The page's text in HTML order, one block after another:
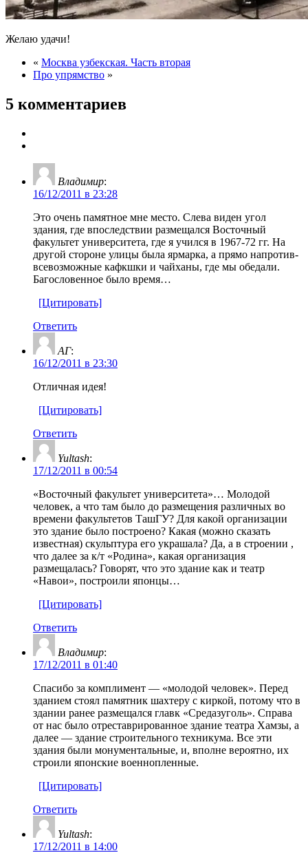
Желаю удачи!
« Москва узбекская. Часть вторая
Про упрямство »
5 комментариев
Владимир:
16/12/2011 в 23:28
Это очень памятное мне место. Слева виден угол
здания, где впоследствии размещался Восточный
факультет университета, где я учился в 1967-72 гг. На
другой стороне улицы была ярмарка, а прямо напротив-
всевозможные кафкшки и чайханы, где мы обедали.
Багословенное было время…
[Цитировать]
Ответить
АГ:
16/12/2011 в 23:30
Отличная идея!
[Цитировать]
Ответить
Yultash:
17/12/2011 в 00:54
«Восточный факультет университета»… Молодой
человек, а что там было до размещения различных во
времени факультетов ТашГУ? Для какой организации
это здание было построено? Какая (можно сказать
известная) скульптура его украшала? Да, а в строении ,
что далее за к/т «Родина», какая организация
размещалась? Говорят, что это здание как и театр
«Навои», построили японцы…
[Цитировать]
Ответить
Владимир:
17/12/2011 в 01:40
Спасибо за комплимент — «молодой человек». Перед
зданием стоял памятник шахтеру с киркой, потому что в
здании ранее размещался главк «Средазуголь». Справа
от нас было отреставрированное здание театра Хамзы, а
далее — здание строительного техникума. Все эти
здания были монументальные, и, вполне вероятно, их
строили японские военнопленные.
[Цитировать]
Ответить
Yultash:
17/12/2011 в 14:00